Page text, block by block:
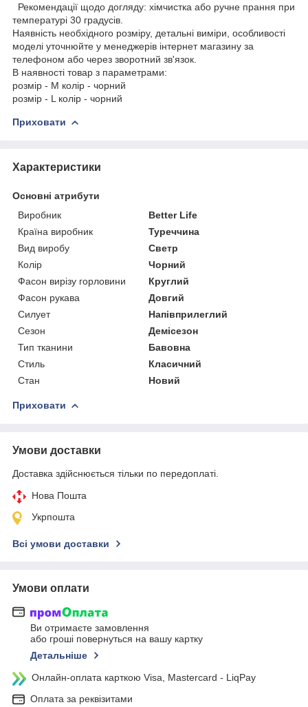
Рекомендації щодо догляду: хімчистка або ручне прання при
температурі 30 градусів.
Наявність необхідного розміру, детальні виміри, особливості
моделі уточнюйте у менеджерів інтернет магазину за
телефоном або через зворотний зв'язок.
В наявності товар з параметрами:
розмір - M колір - чорний
розмір - L колір - чорний
Приховати
Характеристики
Основні атрибути
Виробник
Better Life
Країна виробник
Туреччина
Вид виробу
Светр
Колір
Чорний
Фасон вирізу горловини
Круглий
Фасон рукава
Довгий
Силует
Напівприлеглий
Сезон
Демісезон
Тип тканини
Бавовна
Стиль
Класичний
Стан
Новий
Приховати
Умови доставки
Доставка здійснюється тільки по передоплаті.
Нова Пошта
Укрпошта
Всі умови доставки
Умови оплати
Ви отримаєте замовлення
або гроші повернуться на вашу картку
Детальніше
Онлайн-оплата карткою Visa, Mastercard - LiqPay
Оплата за реквізитами